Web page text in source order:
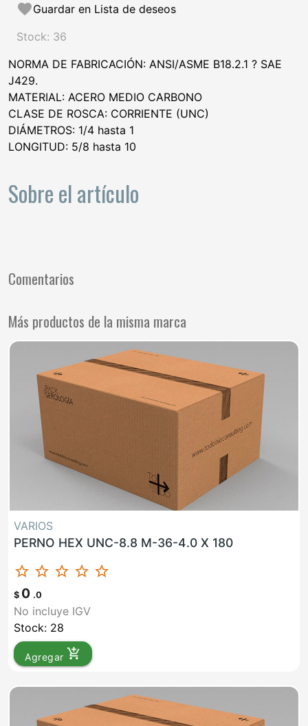
favoriteGuardar en Lista de deseos
Stock: 36
NORMA DE FABRICACIÓN: ANSI/ASME B18.2.1 ? SAE
J429.
MATERIAL: ACERO MEDIO CARBONO
CLASE DE ROSCA: CORRIENTE (UNC)
DIÁMETROS: 1/4 hasta 1
LONGITUD: 5/8 hasta 10
Sobre el artículo
Comentarios
Más productos de la misma marca
VARIOS
PERNO HEX UNC-8.8 M-36-4.0 X 180
star_border star_border star_border star_border star_border
$ 0 .0
No incluye IGV
Stock: 28
Agregar add_shopping_cart